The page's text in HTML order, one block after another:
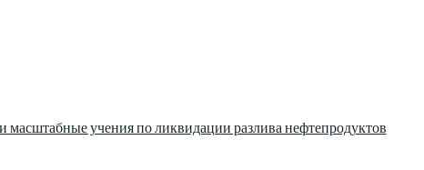
учения по ликвидации разлива нефтепродуктов